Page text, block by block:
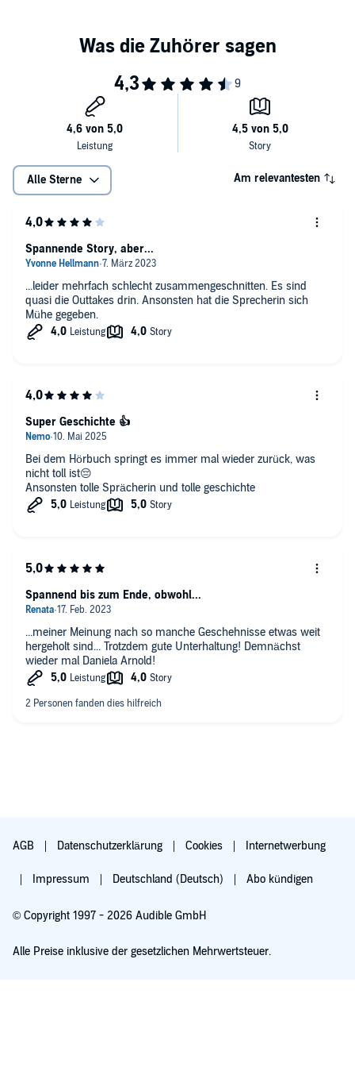
Alle Sterne Am relevantesten
...leider mehrfach schlecht zusammengeschnitten. Es sind
quasi die Outtakes drin. Ansonsten hat die Sprecherin sich
Mühe gegeben.
Spannende Story, aber...
Bei dem Hörbuch springt es immer mal wieder zurück, was
nicht toll ist😔
Ansonsten tolle Sprächerin und tolle geschichte
Super Geschichte 👍
...meiner Meinung nach so manche Geschehnisse etwas weit
hergeholt sind... Trotzdem gute Unterhaltung! Demnächst
wieder mal Daniela Arnold!
Spannend bis zum Ende, obwohl...
AGB Datenschutzerklärung Cookies Internetwerbung
Impressum Deutschland (Deutsch) Abo kündigen
© Copyright 1997 - 2026 Audible GmbH
Alle Preise inklusive der gesetzlichen Mehrwertsteuer.